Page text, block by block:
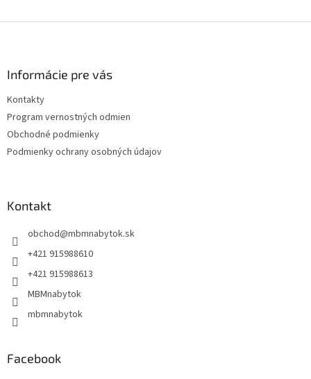
Informácie pre vás
Kontakty
Program vernostných odmien
Obchodné podmienky
Podmienky ochrany osobných údajov
Kontakt
obchod@mbmnabytok.sk
+421 915988610
+421 915988613
MBMnabytok
mbmnabytok
Facebook